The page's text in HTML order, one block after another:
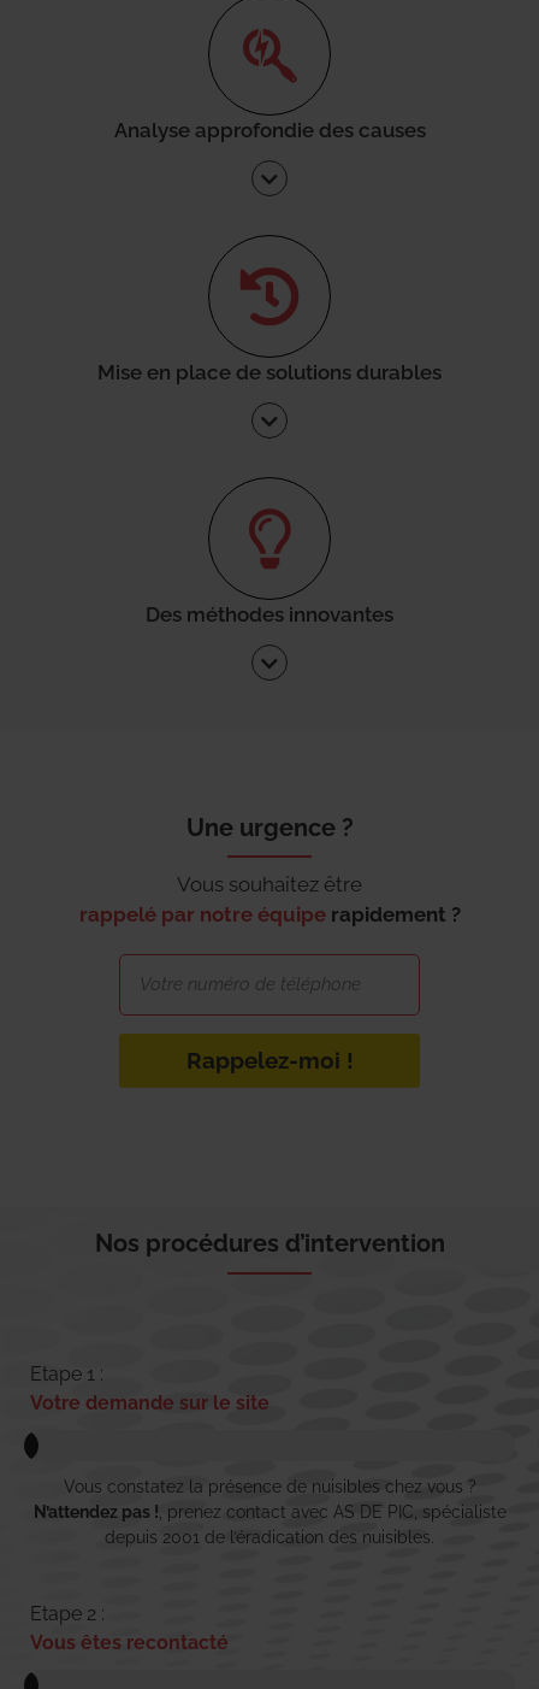
Analyse approfondie des causes
Mise en place de solutions durables
Des méthodes innovantes
Une urgence ?
Vous souhaitez être
rappelé par notre équipe rapidement ?
Rappelez-moi !
Nos procédures d’intervention
Etape 1 :
Votre demande sur le site
Vous constatez la présence de nuisibles chez vous ?
N’attendez pas ! , prenez contact avec AS DE PIC, spécialiste
depuis 2001 de l’éradication des nuisibles.
Etape 2 :
Vous êtes recontacté